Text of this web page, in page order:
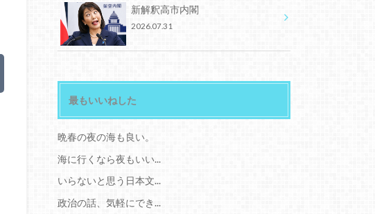
新解釈高市内閣
2026.07.31
最もいいねした
晩春の夜の海も良い。
海に行くなら夜もいい...
いらないと思う日本文...
政治の話、気軽にでき...